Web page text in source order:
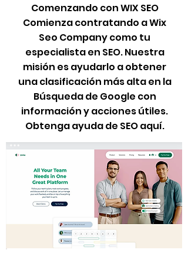
Comenzando con WIX SEO
Comienza contratando a Wix
Seo Company como tu
especialista en SEO. Nuestra
misión es ayudarlo a obtener
una clasificación más alta en la
Búsqueda de Google con
información y acciones útiles.
Obtenga ayuda de SEO aquí.